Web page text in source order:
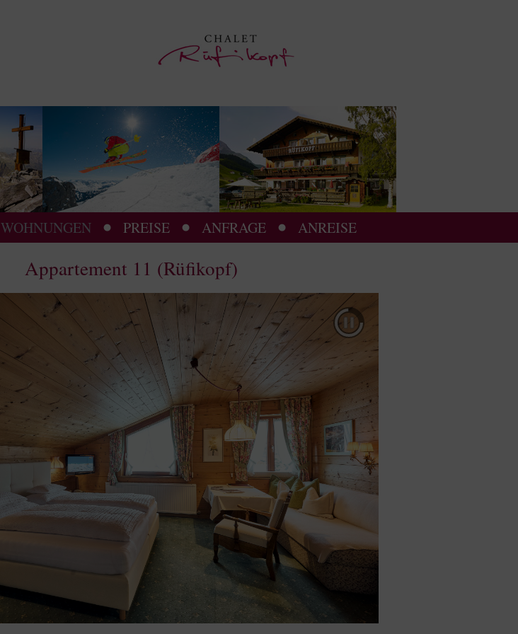
WOHNUNGEN PREISE ANFRAGE ANREISE
Appartement 11 (Rüfikopf)